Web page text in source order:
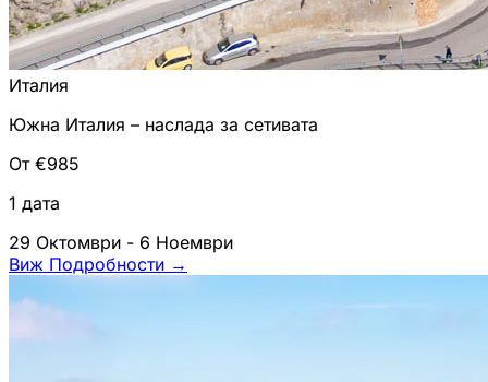
Италия
Южна Италия – наслада за сетивата
От €985
1 дата
29 Октомври - 6 Ноември
Виж Подробности →